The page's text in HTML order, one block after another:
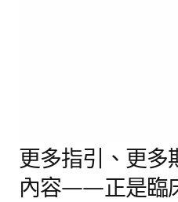
更多指引、更多
內容——正是臨